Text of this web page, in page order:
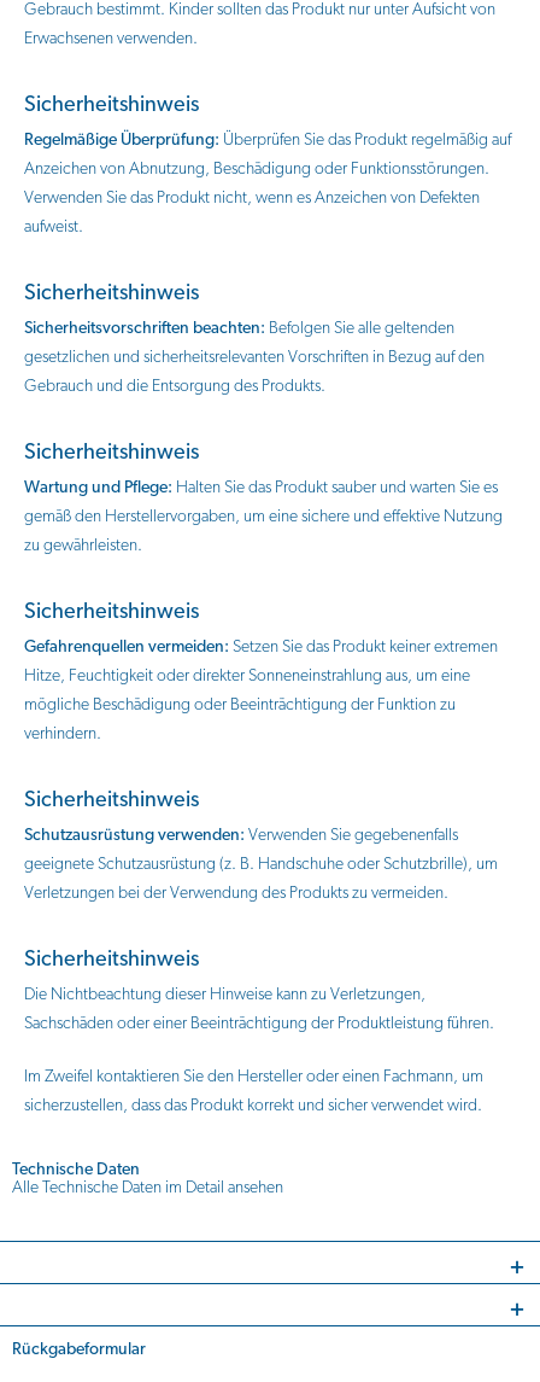
Gebrauch bestimmt. Kinder sollten das Produkt nur unter Aufsicht von
Erwachsenen verwenden.
Sicherheitshinweis
Regelmäßige Überprüfung: Überprüfen Sie das Produkt regelmäßig auf
Anzeichen von Abnutzung, Beschädigung oder Funktionsstörungen.
Verwenden Sie das Produkt nicht, wenn es Anzeichen von Defekten
aufweist.
Sicherheitshinweis
Sicherheitsvorschriften beachten: Befolgen Sie alle geltenden
gesetzlichen und sicherheitsrelevanten Vorschriften in Bezug auf den
Gebrauch und die Entsorgung des Produkts.
Sicherheitshinweis
Wartung und Pflege: Halten Sie das Produkt sauber und warten Sie es
gemäß den Herstellervorgaben, um eine sichere und effektive Nutzung
zu gewährleisten.
Sicherheitshinweis
Gefahrenquellen vermeiden: Setzen Sie das Produkt keiner extremen
Hitze, Feuchtigkeit oder direkter Sonneneinstrahlung aus, um eine
mögliche Beschädigung oder Beeinträchtigung der Funktion zu
verhindern.
Sicherheitshinweis
Schutzausrüstung verwenden: Verwenden Sie gegebenenfalls
geeignete Schutzausrüstung (z. B. Handschuhe oder Schutzbrille), um
Verletzungen bei der Verwendung des Produkts zu vermeiden.
Sicherheitshinweis
Die Nichtbeachtung dieser Hinweise kann zu Verletzungen,
Sachschäden oder einer Beeinträchtigung der Produktleistung führen.
Im Zweifel kontaktieren Sie den Hersteller oder einen Fachmann, um
sicherzustellen, dass das Produkt korrekt und sicher verwendet wird.
Technische Daten
Alle Technische Daten im Detail ansehen
Rückgabeformular